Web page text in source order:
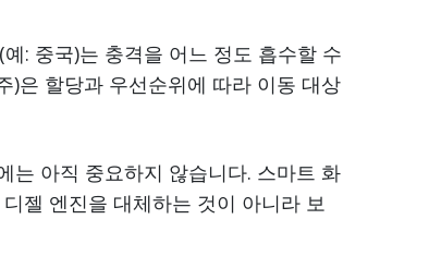
: 중국)는 충격을 어느 정도 흡수할 수
)은 할당과 우선순위에 따라 이동 대상
는 아직 중요하지 않습니다. 스마트 화
젤 엔진을 대체하는 것이 아니라 보